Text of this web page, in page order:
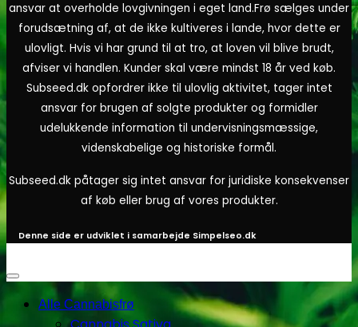
ansvar at overholde lovgivningen i eget land.Frø sælges under
forudsætning af, at de ikke kultiveres i lande, hvor dette er
ulovligt. Hvis vi har grund til at tro, at loven vil blive brudt,
afviser vi handlen. Kunder skal være mindst 18 år ved køb.
Subseed.dk opfordrer ikke til ulovlig aktivitet, tager intet
ansvar for brugen af solgte produkter og formidler
udelukkende information til undervisningsmæssige,
videnskabelige og historiske formål.
Subseed.dk påtager sig intet ansvar for juridiske konsekvenser
af køb eller brug af vores produkter.
Denne side er udviklet i samarbejde Simpelseo.dk
Alle Cannabisfrø